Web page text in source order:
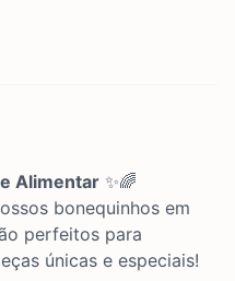
Alimentar ✨🌈
bonequinhos em
perfeitos para
únicas e especiais!